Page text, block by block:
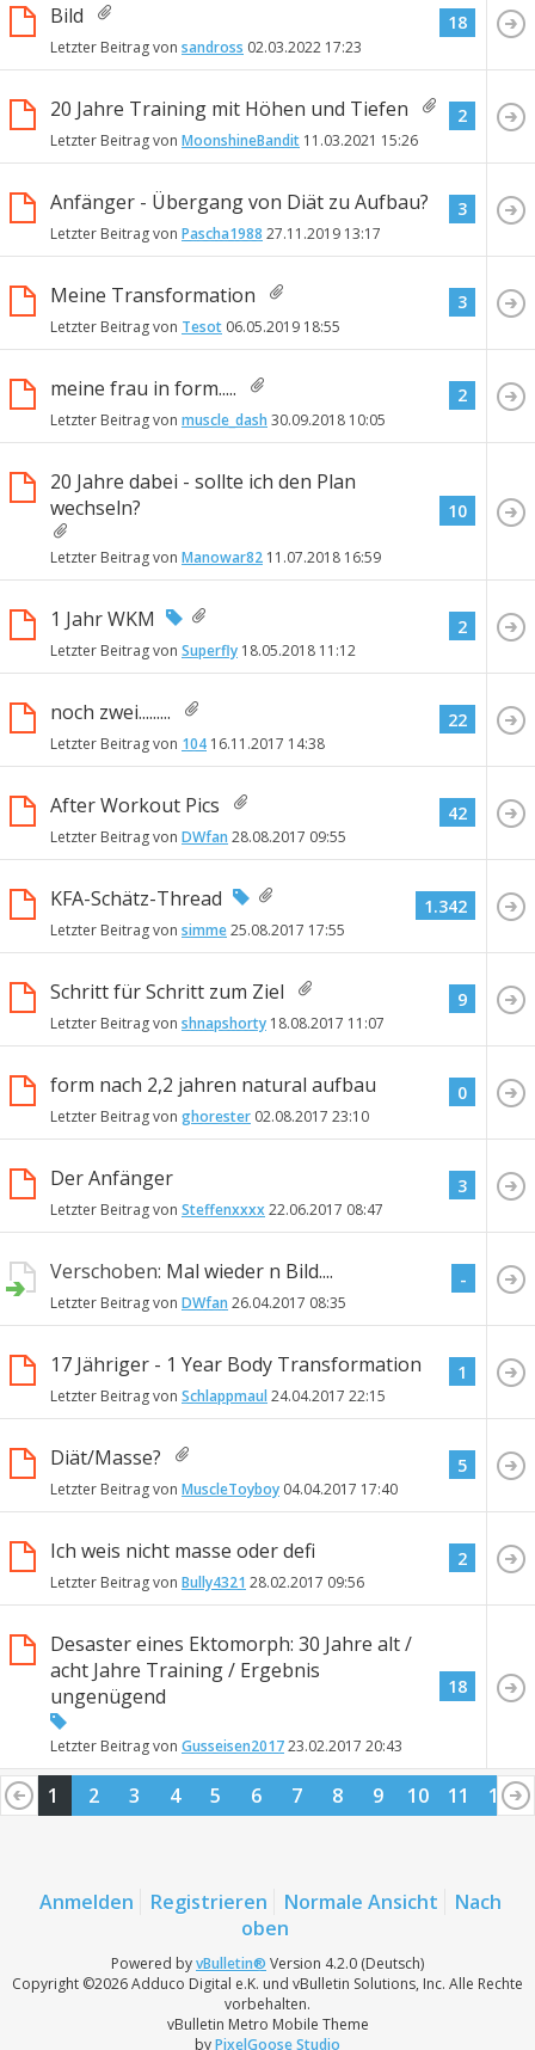
Bild
Letzter Beitrag von sandross 02.03.2022 17:23
18
20 Jahre Training mit Höhen und Tiefen
Letzter Beitrag von MoonshineBandit 11.03.2021 15:26
2
Anfänger - Übergang von Diät zu Aufbau?
Letzter Beitrag von Pascha1988 27.11.2019 13:17
3
Meine Transformation
Letzter Beitrag von Tesot 06.05.2019 18:55
3
meine frau in form.....
Letzter Beitrag von muscle_dash 30.09.2018 10:05
2
20 Jahre dabei - sollte ich den Plan
wechseln?
Letzter Beitrag von Manowar82 11.07.2018 16:59
10
1 Jahr WKM
Letzter Beitrag von Superfly 18.05.2018 11:12
2
noch zwei.........
Letzter Beitrag von 104 16.11.2017 14:38
22
After Workout Pics
Letzter Beitrag von DWfan 28.08.2017 09:55
42
KFA-Schätz-Thread
Letzter Beitrag von simme25.08.2017 17:55
1.342
Schritt für Schritt zum Ziel
Letzter Beitrag von shnapshorty 18.08.2017 11:07
9
form nach 2,2 jahren natural aufbau
Letzter Beitrag von ghorester 02.08.2017 23:10
0
Der Anfänger
Letzter Beitrag von Steffenxxxx22.06.2017 08:47
3
Verschoben: Mal wieder n Bild....
Letzter Beitrag von DWfan 26.04.2017 08:35
-
17 Jähriger - 1 Year Body Transformation
Letzter Beitrag von Schlappmaul24.04.2017 22:15
1
Diät/Masse?
Letzter Beitrag von MuscleToyboy 04.04.2017 17:40
5
Ich weis nicht masse oder defi
Letzter Beitrag von Bully4321 28.02.2017 09:56
2
Desaster eines Ektomorph: 30 Jahre alt /
acht Jahre Training / Ergebnis
ungenügend
Letzter Beitrag von Gusseisen201723.02.2017 20:43
18
1 2 3 4 5 6 7 8 9 10 11
12
25
26
Anmelden Registrieren Normale Ansicht
Nach
oben
Powered byvBulletin® Version 4.2.0 (Deutsch)
Copyright ©2026 Adduco Digital e.K. und vBulletin Solutions, Inc. Alle Rechte
vorbehalten.
vBulletin Metro Mobile Theme
byPixelGoose Studio